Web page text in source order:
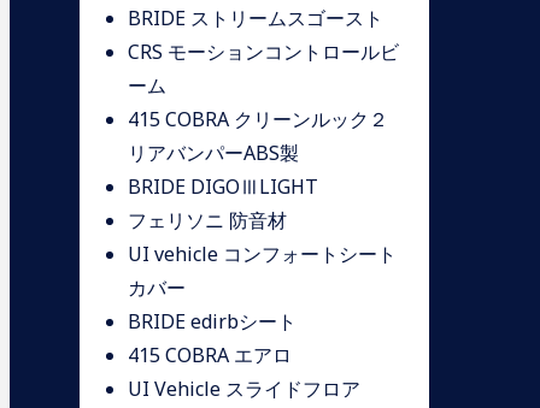
BRIDE ストリームスゴースト
CRS モーションコントロールビ
ーム
415 COBRA クリーンルック２
リアバンパーABS製
BRIDE DIGOⅢLIGHT
フェリソニ 防音材
UI vehicle コンフォートシート
カバー
BRIDE edirbシート
415 COBRA エアロ
UI Vehicle スライドフロア